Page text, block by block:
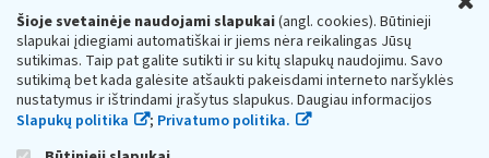
Šioje svetainėje naudojami slapukai(angl. cookies). Būtinieji
slapukai įdiegiami automatiškai ir jiems nėra reikalingas Jūsų
sutikimas. Taip pat galite sutikti ir su kitų slapukų naudojimu. Savo
sutikimą bet kada galėsite atšaukti pakeisdami interneto naršyklės
nustatymus ir ištrindami įrašytus slapukus. Daugiau informacijos
Slapukų politika
; Privatumo politika.
Respublikos finansų ministerijos
Biudžetinė įstaiga. Juridinio asmens kodas — 188659752,
adresas: Vasario 16-osios g. 14, 01107 Vilnius, Lietuva, el.paštas:
vmi@vmi.lt, E. pristatymo dėžutės adresas 188659752
Duomenys apie Valstybinę mokesčių inspekciją prie Lietuvos
Respublikos finansų ministerijos kaupiami ir saugomi Juridinių